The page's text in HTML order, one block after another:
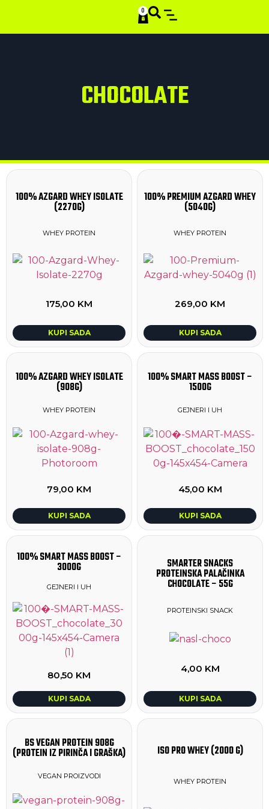
0
CHOCOLATE
100% AZGARD WHEY ISOLATE
(2270G)
WHEY PROTEIN
175,00 KM
KUPI SADA
100% PREMIUM AZGARD WHEY
(5040G)
WHEY PROTEIN
269,00 KM
KUPI SADA
100% AZGARD WHEY ISOLATE
(908G)
WHEY PROTEIN
79,00 KM
KUPI SADA
100% SMART MASS BOOST –
1500G
GEJNERI I UH
45,00 KM
KUPI SADA
100% SMART MASS BOOST –
3000G
GEJNERI I UH
80,50 KM
KUPI SADA
SMARTER SNACKS
PROTEINSKA PALAČINKA
CHOCOLATE – 55G
PROTEINSKI SNACK
4,00 KM
KUPI SADA
BS VEGAN PROTEIN 908G
(PROTEIN IZ PIRINČA I GRAŠKA)
VEGAN PROIZVODI
ISO PRO WHEY (2000 G)
WHEY PROTEIN